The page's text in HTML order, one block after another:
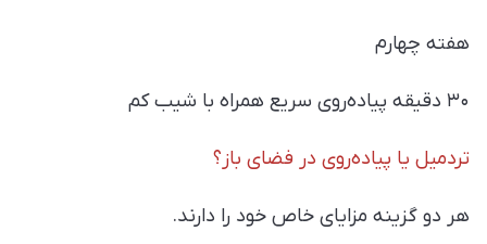
هفته چهارم
۳۰ دقیقه پیاده‌روی سریع همراه با شیب کم
تردمیل یا پیاده‌روی در فضای باز؟
هر دو گزینه مزایای خاص خود را دارند.